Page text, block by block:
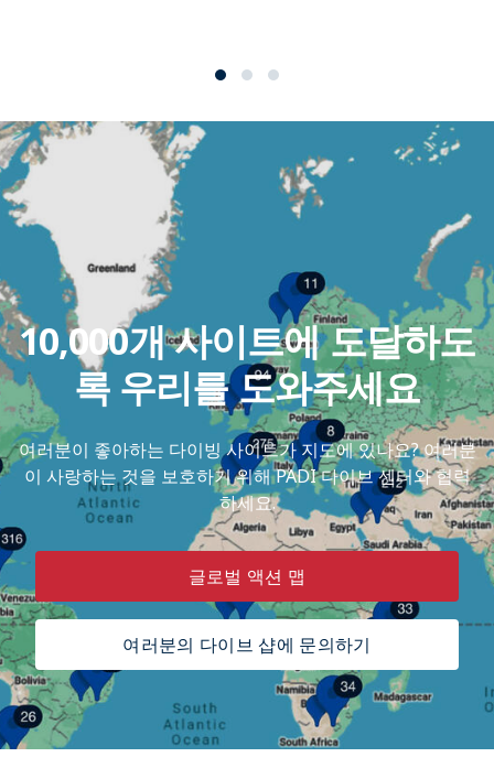
10,000개 사이트에 도달하도
록 우리를 도와주세요
여러분이 좋아하는 다이빙 사이트가 지도에 있나요? 여러분
이 사랑하는 것을 보호하기 위해 PADI 다이브 센터와 협력
하세요.
글로벌 액션 맵
여러분의 다이브 샵에 문의하기